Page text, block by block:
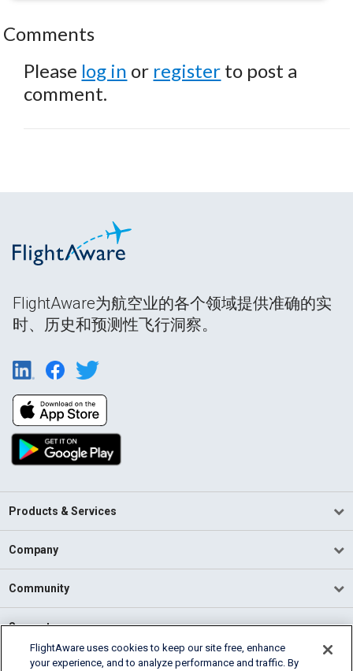
Comments
Please log in or register to post a
comment.
FlightAware为航空业的各个领域提供准确的实
时、历史和预测性飞行洞察。
Products & Services
Company
Community
Support
English (USA)
FlightAware uses cookies to keep our site free, enhance
your experience, and to analyze performance and traffic. By